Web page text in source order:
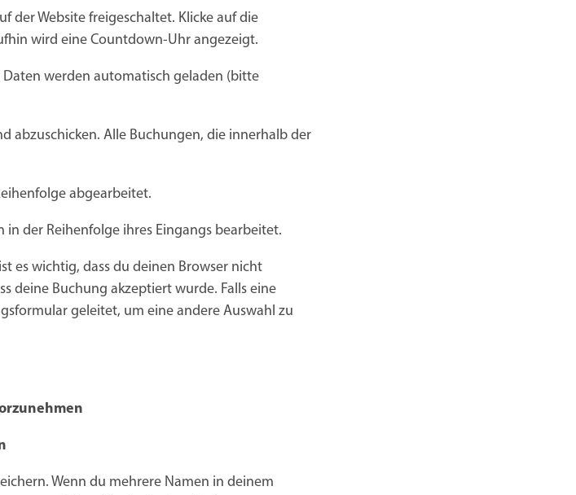
der Website freigeschaltet. Klicke auf die
wird eine Countdown-Uhr angezeigt.
werden automatisch geladen (bitte
abzuschicken. Alle Buchungen, die innerhalb der
abgearbeitet.
der Reihenfolge ihres Eingangs bearbeitet.
es wichtig, dass du deinen Browser nicht
deine Buchung akzeptiert wurde. Falls eine
geleitet, um eine andere Auswahl zu
Wenn du mehrere Namen in deinem